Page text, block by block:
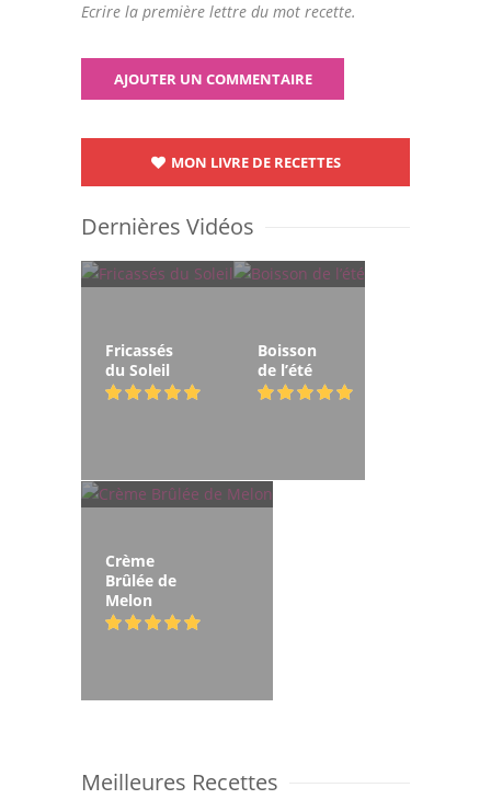
Ecrire la première lettre du mot recette.
MON LIVRE DE RECETTES
Dernières Vidéos
Fricassés
du Soleil
Boisson
de l’été
Crème
Brûlée de
Melon
Meilleures Recettes